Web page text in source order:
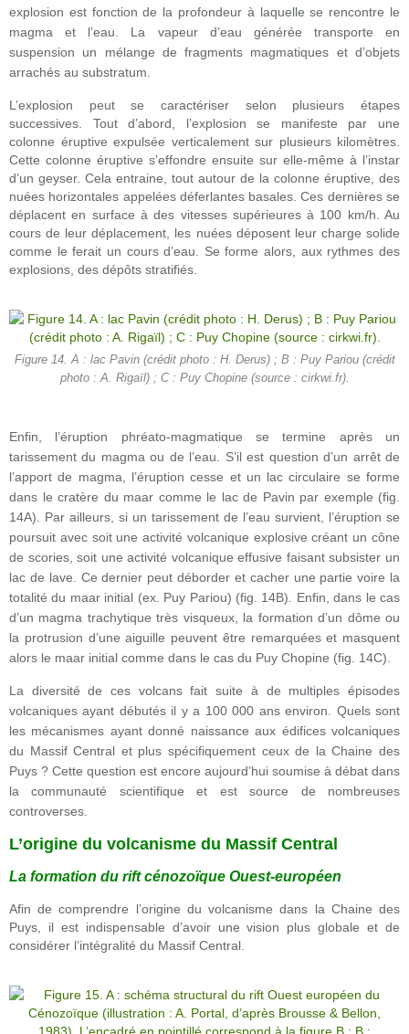
explosion est fonction de la profondeur à laquelle se rencontre le
magma et l’eau. La vapeur d’eau générée transporte en
suspension un mélange de fragments magmatiques et d’objets
arrachés au substratum.
L’explosion peut se caractériser selon plusieurs étapes
successives. Tout d’abord, l’explosion se manifeste par une
colonne éruptive expulsée verticalement sur plusieurs kilomètres.
Cette colonne éruptive s’effondre ensuite sur elle-même à l’instar
d’un geyser. Cela entraine, tout autour de la colonne éruptive, des
nuées horizontales appelées déferlantes basales. Ces dernières se
déplacent en surface à des vitesses supérieures à 100 km/h. Au
cours de leur déplacement, les nuées déposent leur charge solide
comme le ferait un cours d’eau. Se forme alors, aux rythmes des
explosions, des dépôts stratifiés.
Figure 14. A : lac Pavin (crédit photo : H. Derus) ; B : Puy Pariou (crédit
photo : A. Rigaïl) ; C : Puy Chopine (source : cirkwi.fr).
Enfin, l’éruption phréato-magmatique se termine après un
tarissement du magma ou de l’eau. S’il est question d’un arrêt de
l’apport de magma, l’éruption cesse et un lac circulaire se forme
dans le cratère du maar comme le lac de Pavin par exemple (fig.
14A). Par ailleurs, si un tarissement de l’eau survient, l’éruption se
poursuit avec soit une activité volcanique explosive créant un cône
de scories, soit une activité volcanique effusive faisant subsister un
lac de lave. Ce dernier peut déborder et cacher une partie voire la
totalité du maar initial (ex. Puy Pariou) (fig. 14B). Enfin, dans le cas
d’un magma trachytique très visqueux, la formation d’un dôme ou
la protrusion d’une aiguille peuvent être remarquées et masquent
alors le maar initial comme dans le cas du Puy Chopine (fig. 14C).
La diversité de ces volcans fait suite à de multiples épisodes
volcaniques ayant débutés il y a 100 000 ans environ. Quels sont
les mécanismes ayant donné naissance aux édifices volcaniques
du Massif Central et plus spécifiquement ceux de la Chaine des
Puys ? Cette question est encore aujourd’hui soumise à débat dans
la communauté scientifique et est source de nombreuses
controverses.
L’origine du volcanisme du Massif Central
La formation du rift cénozoïque Ouest-européen
Afin de comprendre l’origine du volcanisme dans la Chaine des
Puys, il est indispensable d’avoir une vision plus globale et de
considérer l’intégralité du Massif Central.